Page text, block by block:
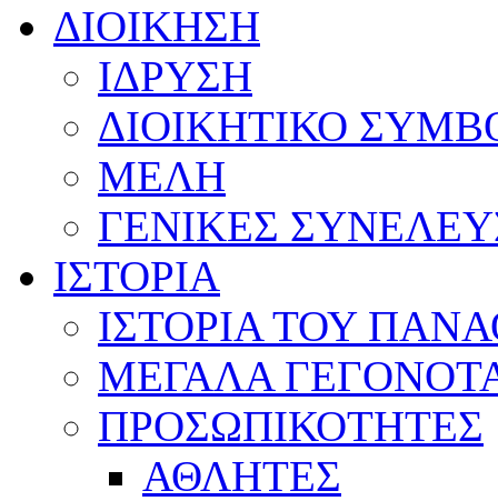
ΔΙΟΙΚΗΣΗ
ΙΔΡΥΣΗ
ΔΙΟΙΚΗΤΙΚΟ
ΜΕΛΗ
ΓΕΝΙΚΕΣ
ΙΣΤΟΡΙΑ
ΙΣΤΟΡΙΑ ΤΟΥ
ΜΕΓΑΛΑ
ΠΡΟΣΩΠΙΚΟΤΗΤΕΣ
ΑΘΛΗΤΕΣ